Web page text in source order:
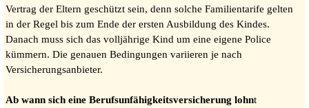
Vertrag der Eltern geschützt sein, denn solche Familientarife gelten
in der Regel bis zum Ende der ersten Ausbildung des Kindes.
Danach muss sich das volljährige Kind um eine eigene Police
kümmern. Die genauen Bedingungen variieren je nach
Versicherungsanbieter.
Ab wann sich eine Berufsunfähigkeitsversicherung lohnt